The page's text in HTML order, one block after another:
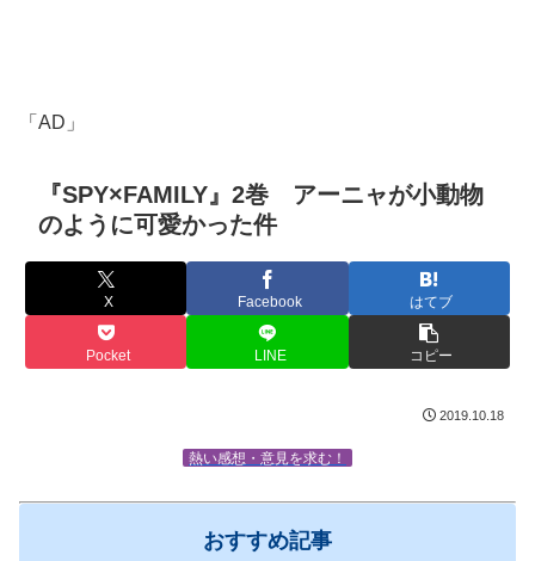
「AD」
『SPY×FAMILY』2巻 アーニャが小動物
のように可愛かった件
X Facebook はてブ
Pocket LINE コピー
2019.10.18
熱い感想・意見を求む！
おすすめ記事